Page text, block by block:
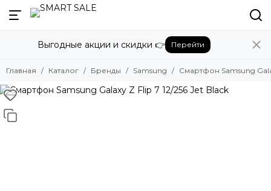
Назад
Бренды
Amazon
Apple
Bose
Выгодные акции и скидки 👉 Перейти
Главная Каталог Бренды Samsung Смартфон Samsung